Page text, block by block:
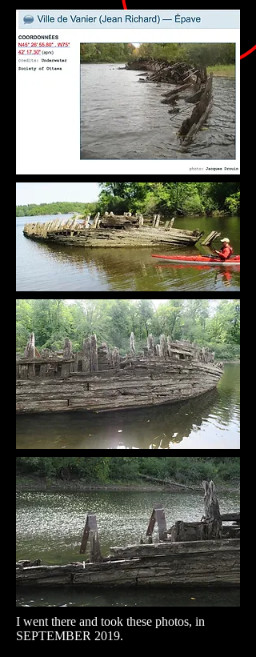
I went there and took these photos, in
SEPTEMBER 2019.